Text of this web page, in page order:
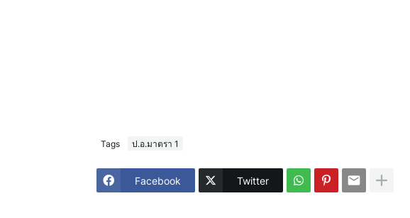
Tags ป.อ.มาตรา 1
Facebook Twitter